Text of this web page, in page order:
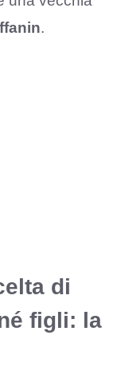
.
di
figli: la